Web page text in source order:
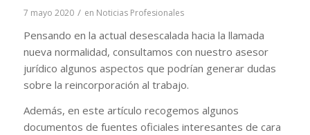
7 mayo 2020 / en Noticias Profesionales
Pensando en la actual desescalada hacia la llamada
nueva normalidad, consultamos con nuestro asesor
jurídico algunos aspectos que podrían generar dudas
sobre la reincorporación al trabajo.
Además, en este artículo recogemos algunos
documentos de fuentes oficiales interesantes de cara